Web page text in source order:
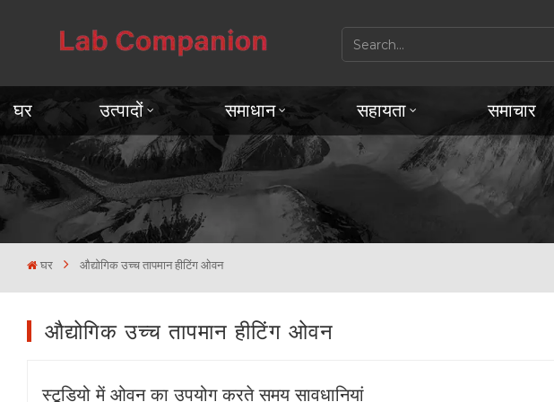
घर उत्पादों समाधान सहायता समाचार
घर औद्योगिक उच्च तापमान हीटिंग ओवन
औद्योगिक उच्च तापमान हीटिंग ओवन
स्टूडियो में ओवन का उपयोग करते समय सावधानियां